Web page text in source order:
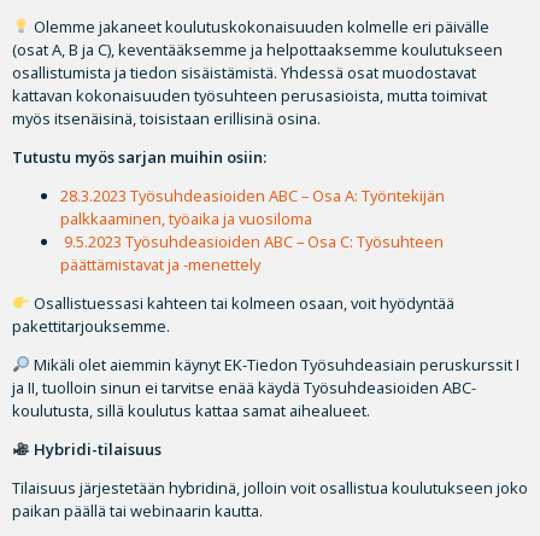
Olemme jakaneet koulutuskokonaisuuden kolmelle eri päivälle
(osat A, B ja C), keventääksemme ja helpottaaksemme koulutukseen
osallistumista ja tiedon sisäistämistä. Yhdessä osat muodostavat
kattavan kokonaisuuden työsuhteen perusasioista, mutta toimivat
myös itsenäisinä, toisistaan erillisinä osina.
Tutustu myös sarjan muihin osiin:
28.3.2023 Työsuhdeasioiden ABC – Osa A: Työntekijän
palkkaaminen, työaika ja vuosiloma
9.5.2023 Työsuhdeasioiden ABC – Osa C: Työsuhteen
päättämistavat ja -menettely
Osallistuessasi kahteen tai kolmeen osaan, voit hyödyntää
pakettitarjouksemme.
Mikäli olet aiemmin käynyt EK-Tiedon Työsuhdeasiain peruskurssit I
ja II, tuolloin sinun ei tarvitse enää käydä Työsuhdeasioiden ABC-
koulutusta, sillä koulutus kattaa samat aihealueet.
Hybridi-tilaisuus
Tilaisuus järjestetään hybridinä, jolloin voit osallistua koulutukseen joko
paikan päällä tai webinaarin kautta.